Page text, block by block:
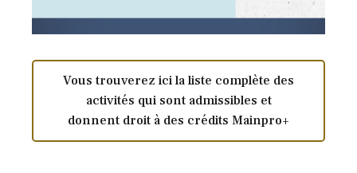
Vous trouverez ici la liste complète des
activités qui sont admissibles et
donnent droit à des crédits Mainpro+